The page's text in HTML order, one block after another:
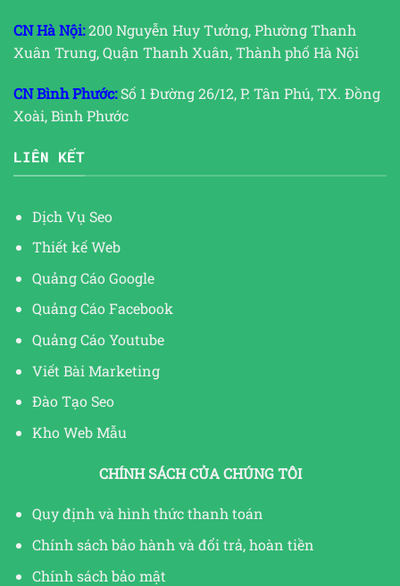
CN Hà Nội:200 Nguyễn Huy Tưởng, Phường Thanh
Xuân Trung, Quận Thanh Xuân, Thành phố Hà Nội
CN Bình Phước:Số 1 Đường 26/12, P. Tân Phú, TX. Đồng
Xoài, Bình Phước
LIÊN KẾT
Dịch Vụ Seo
Thiết kế Web
Quảng Cáo Google
Quảng Cáo Facebook
Quảng Cáo Youtube
Viết Bài Marketing
Đào Tạo Seo
Kho Web Mẫu
CHÍNH SÁCH CỦA CHÚNG TÔI
Quy định và hình thức thanh toán
Chính sách bảo hành và đổi trả, hoàn tiền
Chính sách bảo mật